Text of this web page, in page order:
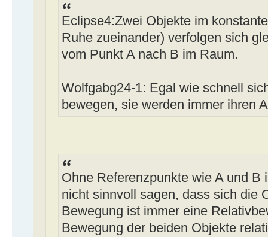
Eclipse4:Zwei Objekte im
Ruhe zueinander) verfolgen sich
vom Punkt A nach B im Raum.
Wolfgabg24-1: Egal wie schnell
bewegen, sie werden immer ihren
Ohne Referenzpunkte wie A und B
nicht sinnvoll sagen, dass sich die
Bewegung ist immer eine
Bewegung der beiden Objekte